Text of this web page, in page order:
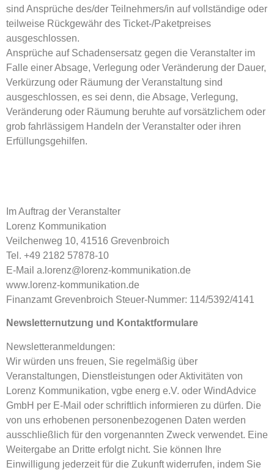
sind Ansprüche des/der Teilnehmers/in auf vollständige oder
teilweise Rückgewähr des Ticket-/Paketpreises
ausgeschlossen.
Ansprüche auf Schadensersatz gegen die Veranstalter im
Falle einer Absage, Verlegung oder Veränderung der Dauer,
Verkürzung oder Räumung der Veranstaltung sind
ausgeschlossen, es sei denn, die Absage, Verlegung,
Veränderung oder Räumung beruhte auf vorsätzlichem oder
grob fahrlässigem Handeln der Veranstalter oder ihren
Erfüllungsgehilfen.
Im Auftrag der Veranstalter
Lorenz Kommunikation
Veilchenweg 10, 41516 Grevenbroich
Tel. +49 2182 57878-10
E-Mail a.lorenz@lorenz-kommunikation.de
www.lorenz-kommunikation.de
Finanzamt Grevenbroich Steuer-Nummer: 114/5392/4141
Newsletternutzung und Kontaktformulare
Newsletteranmeldungen:
Wir würden uns freuen, Sie regelmäßig über
Veranstaltungen, Dienstleistungen oder Aktivitäten von
Lorenz Kommunikation, vgbe energ e.V. oder WindAdvice
GmbH per E-Mail oder schriftlich informieren zu dürfen. Die
von uns erhobenen personenbezogenen Daten werden
ausschließlich für den vorgenannten Zweck verwendet. Eine
Weitergabe an Dritte erfolgt nicht. Sie können Ihre
Einwilligung jederzeit für die Zukunft widerrufen, indem Sie